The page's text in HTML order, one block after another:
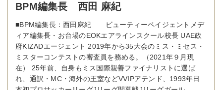
BPM編集長 西田 麻紀
■BPM編集長：西田麻紀 ビューティーペイジェントメデ
ィア編集長・お台場のEOKエアラインスクール校長 UAE政
府KIZADエージェント 2019年から35大会のミス・ミセス・
ミスターコンテストの審査員を務める。（2021年９月現
在） 25年前、自身もミス国際親善ファイナリストに選ば
れ、通訳・MC・海外の王室などVVIPアテンド、1993年日